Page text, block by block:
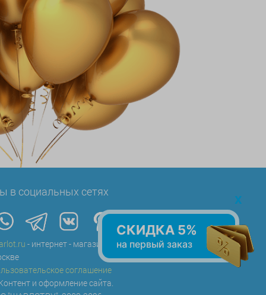
в социальных сетях
- интернет - магазин воздушных шаров в
соглашение
и оформление сайта.
x
СКИДКА 5%
на первый заказ